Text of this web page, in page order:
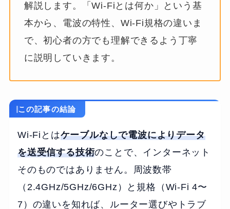
解説します。「Wi-Fiとは何か」という基
本から、電波の特性、Wi-Fi規格の違いま
で、初心者の方でも理解できるよう丁寧
に説明していきます。
この記事の結論
Wi-Fiとはケーブルなしで電波によりデータ
を送受信する技術のことで、インターネット
そのものではありません。周波数帯
（2.4GHz/5GHz/6GHz）と規格（Wi-Fi 4〜
7）の違いを知れば、ルーター選びやトラブ